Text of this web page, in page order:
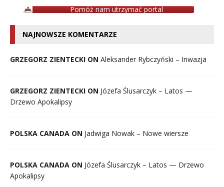
Pomóż nam utrzymać portal
NAJNOWSZE KOMENTARZE
GRZEGORZ ZIENTECKI ON Aleksander Rybczyński – Inwazja
GRZEGORZ ZIENTECKI ON Józefa Ślusarczyk – Latos —
Drzewo Apokalipsy
POLSKA CANADA ON Jadwiga Nowak – Nowe wiersze
POLSKA CANADA ON Józefa Ślusarczyk – Latos — Drzewo
Apokalipsy